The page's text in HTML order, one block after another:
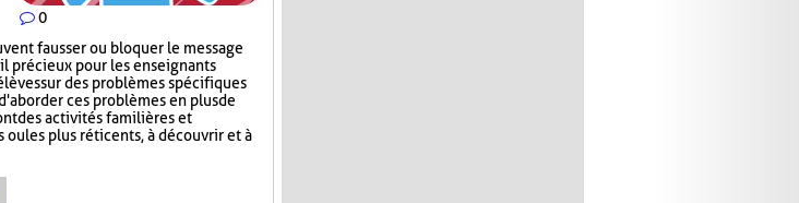
0
fausser ou bloquer le message
précieux pour les enseignants
sur des problèmes spécifiques
ces problèmes en plus de
des activités familières et
les plus réticents, à découvrir et à